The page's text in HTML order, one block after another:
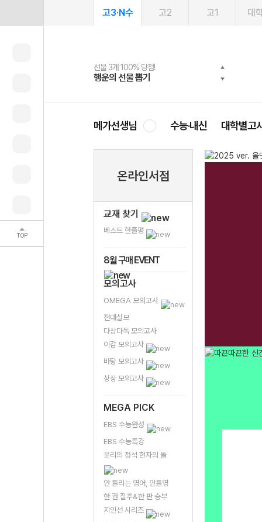
TOP
고3·N수 고2 고1 대
선물 3개 100% 당첨!
행운의 선물 뽑기
선물 100% 증정!
메가스터디 X 올리브
여름방학 스터디 캐시백
메가런 썸머스쿨
2027 러셀 단과
강사 공개선발
스마트러닝앱
설문 EVENT
메가패스
3일 무료 체험권
메가패스 수강생 무료혜택!
메가클럽 멤버십
사회공헌 캠페인
희망이룸 메가나눔
메가선생님 수능·내신 대학별고
온라인서점
교재 찾기
베스트 한줄평
8월 구매 EVENT
모의고사
OMEGA 모의고사
전대실모
다상다독 모의고사
이감 모의고사
바탕 모의고사
상상 모의고사
MEGA PICK
EBS 수능완성
EBS 수능특강
윤리의 정석 현자의 돌
안 틀리는 영어, 안틀영
한 권 질주&한 판 승부
지인선 시리즈